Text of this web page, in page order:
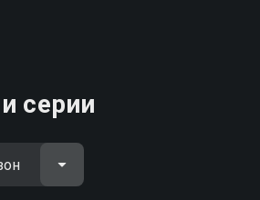
примеряет роль ассистента
главное остается неизменным:
Героя ждут и трогательные
и болеет, но лечится сладкой
— это яркая история о том,
дела в веселые
доказывает: инопланетные
серии